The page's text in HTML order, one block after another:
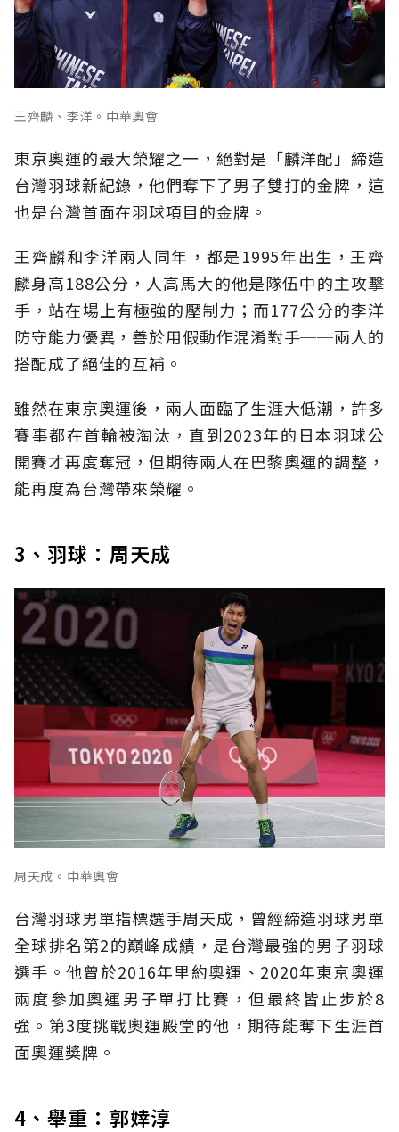
王齊麟、李洋。中華奧會
東京奧運的最大榮耀之一，絕對是「麟洋配」締造
台灣羽球新紀錄，他們奪下了男子雙打的金牌，這
也是台灣首面在羽球項目的金牌。
王齊麟和李洋兩人同年，都是1995年出生，王齊
麟身高188公分，人高馬大的他是隊伍中的主攻擊
手，站在場上有極強的壓制力；而177公分的李洋
防守能力優異，善於用假動作混淆對手──兩人的
搭配成了絕佳的互補。
雖然在東京奧運後，兩人面臨了生涯大低潮，許多
賽事都在首輪被淘汰，直到2023年的日本羽球公
開賽才再度奪冠，但期待兩人在巴黎奧運的調整，
能再度為台灣帶來榮耀。
3、羽球：周天成
周天成。中華奧會
台灣羽球男單指標選手周天成，曾經締造羽球男單
全球排名第2的巔峰成績，是台灣最強的男子羽球
選手。他曾於2016年里約奧運、2020年東京奧運
兩度參加奧運男子單打比賽，但最終皆止步於8
強。第3度挑戰奧運殿堂的他，期待能奪下生涯首
面奧運獎牌。
4、舉重：郭婞淳